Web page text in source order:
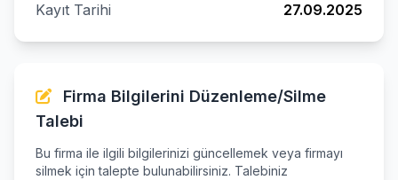
Kayıt Tarihi
27.09.2025
Firma Bilgilerini Düzenleme/Silme
Talebi
Bu firma ile ilgili bilgilerinizi güncellemek veya firmayı
silmek için talepte bulunabilirsiniz. Talebiniz